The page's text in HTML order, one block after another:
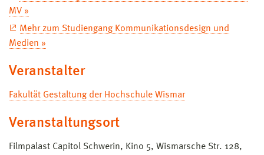
MV »
Mehr zum Studiengang Kommunikationsdesign und
Medien »
Veranstalter
Fakultät Gestaltung der Hochschule Wismar
Veranstaltungsort
Filmpalast Capitol Schwerin, Kino 5, Wismarsche Str. 128,